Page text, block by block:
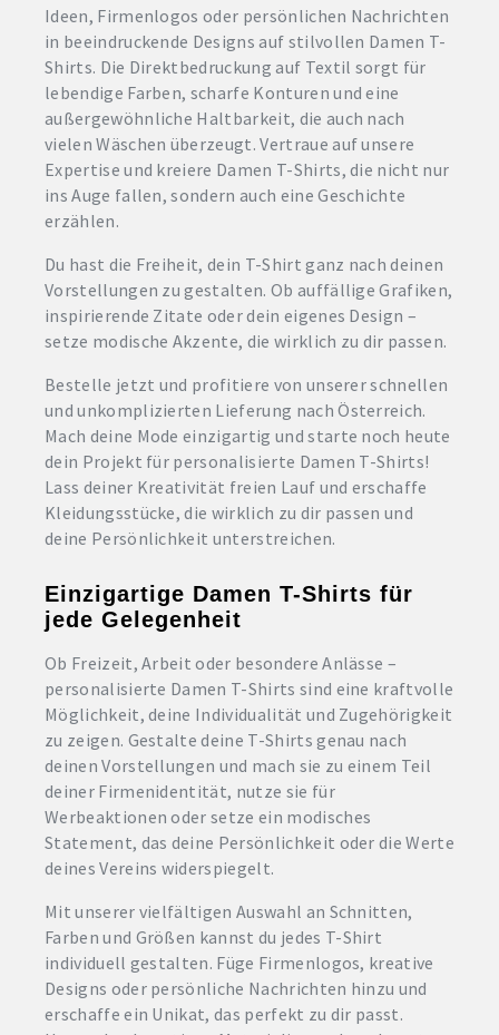
Ideen, Firmenlogos oder persönlichen Nachrichten
in beeindruckende Designs auf stilvollen Damen T-
Shirts. Die Direktbedruckung auf Textil sorgt für
lebendige Farben, scharfe Konturen und eine
außergewöhnliche Haltbarkeit, die auch nach
vielen Wäschen überzeugt. Vertraue auf unsere
Expertise und kreiere Damen T-Shirts, die nicht nur
ins Auge fallen, sondern auch eine Geschichte
erzählen.
Du hast die Freiheit, dein T-Shirt ganz nach deinen
Vorstellungen zu gestalten. Ob auffällige Grafiken,
inspirierende Zitate oder dein eigenes Design –
setze modische Akzente, die wirklich zu dir passen.
Bestelle jetzt und profitiere von unserer schnellen
und unkomplizierten Lieferung nach Österreich.
Mach deine Mode einzigartig und starte noch heute
dein Projekt für personalisierte Damen T-Shirts!
Lass deiner Kreativität freien Lauf und erschaffe
Kleidungsstücke, die wirklich zu dir passen und
deine Persönlichkeit unterstreichen.
Einzigartige Damen T-Shirts für
jede Gelegenheit
Ob Freizeit, Arbeit oder besondere Anlässe –
personalisierte Damen T-Shirts sind eine kraftvolle
Möglichkeit, deine Individualität und Zugehörigkeit
zu zeigen. Gestalte deine T-Shirts genau nach
deinen Vorstellungen und mach sie zu einem Teil
deiner Firmenidentität, nutze sie für
Werbeaktionen oder setze ein modisches
Statement, das deine Persönlichkeit oder die Werte
deines Vereins widerspiegelt.
Mit unserer vielfältigen Auswahl an Schnitten,
Farben und Größen kannst du jedes T-Shirt
individuell gestalten. Füge Firmenlogos, kreative
Designs oder persönliche Nachrichten hinzu und
erschaffe ein Unikat, das perfekt zu dir passt.